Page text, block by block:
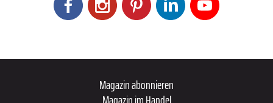
Magazin abonnieren